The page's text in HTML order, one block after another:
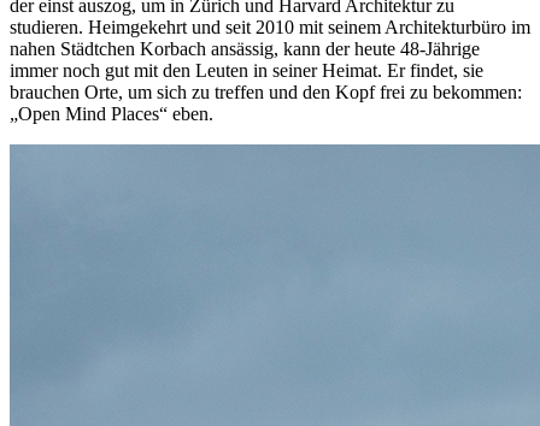
der einst auszog, um in Zürich und Harvard Architektur zu
studieren. Heimgekehrt und seit 2010 mit seinem Architekturbüro im
nahen Städtchen Korbach ansässig, kann der heute 48-Jährige
immer noch gut mit den Leuten in seiner Heimat. Er findet, sie
brauchen Orte, um sich zu treffen und den Kopf frei zu bekommen:
„Open Mind Places“ eben.